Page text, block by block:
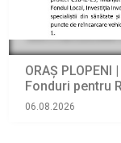
ORAŞ
Fonduri pentru
06.08.2026